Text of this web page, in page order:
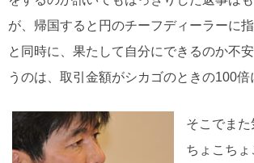
が、帰国すると円のチーフディーラーに
と同時に、果たして自分にできるのか不
うのは、取引金額がシカゴのときの100倍
そこでまた
ちょこち